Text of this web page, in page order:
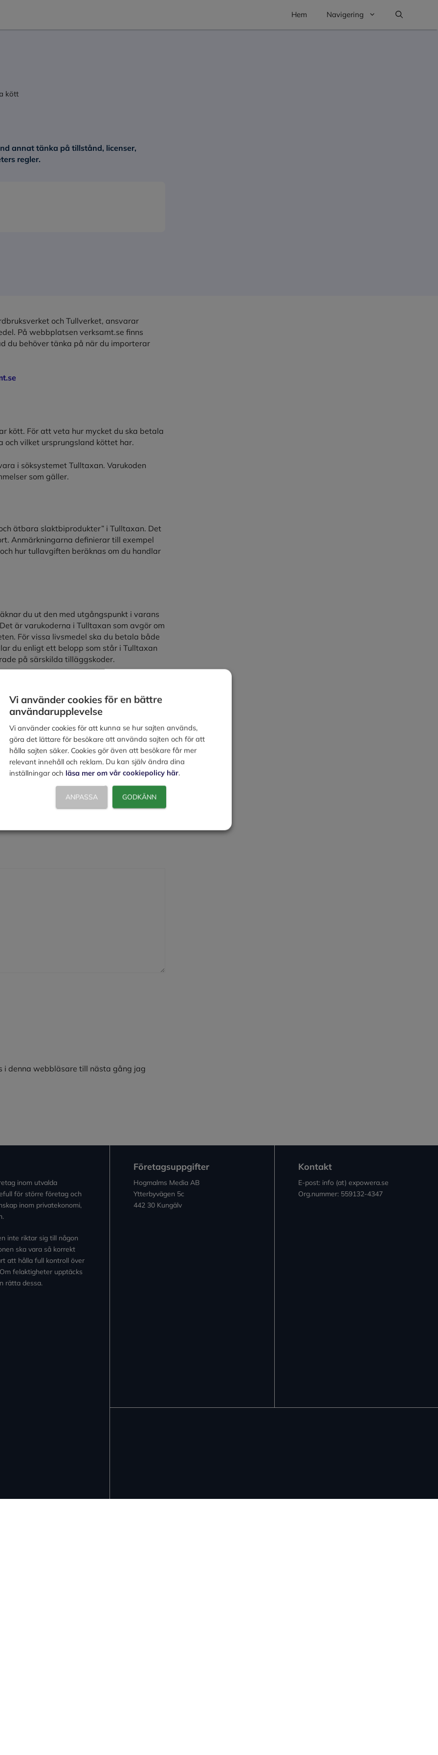
Hem Navigering
kött
annat tänka på tillstånd, licenser,
regler.
och Tullverket, ansvarar
På webbplatsen verksamt.se finns
du behöver tänka på när du importerar
kött. För att veta hur mycket du ska betala
och vilket ursprungsland köttet har.
i söksystemet Tulltaxan. Varukoden
som gäller.
ätbara slaktbiprodukter” i Tulltaxan. Det
Anmärkningarna definierar till exempel
hur tullavgiften beräknas om du handlar
du ut den med utgångspunkt i varans
är varukoderna i Tulltaxan som avgör om
För vissa livsmedel ska du betala både
du enligt ett belopp som står i Tulltaxan
på särskilda tilläggskoder.
som du ska betala till oss. Du ser i
mycket du i så fall ska betala.
i denna webbläsare till nästa gång jag
inom utvalda
för större företag och
inom privatekonomi,
inte riktar sig till någon
ska vara så korrekt
att hålla full kontroll över
felaktigheter upptäcks
rätta dessa.
Företagsuppgifter
Hogmalms Media AB
Ytterbyvägen 5c
442 30 Kungälv
Kontakt
E-post: info (at) expowera.se
Org.nummer: 559132-4347
Vi använder cookies för en bättre
användarupplevelse
Vi använder cookies för att kunna se hur sajten används,
göra det lättare för besökare att använda sajten och för att
hålla sajten säker. Cookies gör även att besökare får mer
relevant innehåll och reklam. Du kan själv ändra dina
inställningar och läsa mer om vår cookiepolicy här.
ANPASSA GODKÄNN